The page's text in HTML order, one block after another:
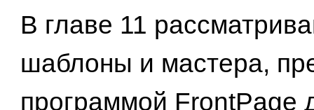
В главе 11
шаблоны и мастера,
программой FrontPage